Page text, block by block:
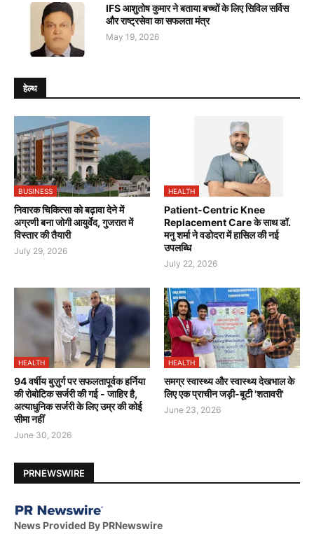
IFS आशुतोष कुमार ने बताया बच्चों के लिए सिविल सर्विस
और राष्ट्रसेवा का सफलता मंत्र
May 19, 2026
हेल्थ
BUSINESS
निवारक चिकित्सा को बढ़ावा देने में
अग्रणी बना जोगी आयुर्वेद, गुजरात में
विस्तार की तैयारी
July 29, 2026
HEALTH
Patient-Centric Knee
Replacement Care के साथ डॉ.
मनु शर्मा ने वडोदरा में हासिल की नई
उपलब्धि
July 22, 2026
HEALTH
94 वर्षीय बुज़ुर्ग पर सफलतापूर्वक हर्निया
की रोबोटिक सर्जरी की गई - जाहिर है,
अत्याधुनिक सर्जरी के लिए उम्र की कोई
सीमा नहीं
June 30, 2026
HEALTH
समग्र स्वास्थ्य और स्वास्थ्य देखभाल के
लिए एक प्राचीन जड़ी-बूटी 'शतावरी'
June 23, 2026
PRNEWSWIRE
News Provided By PRNewswire